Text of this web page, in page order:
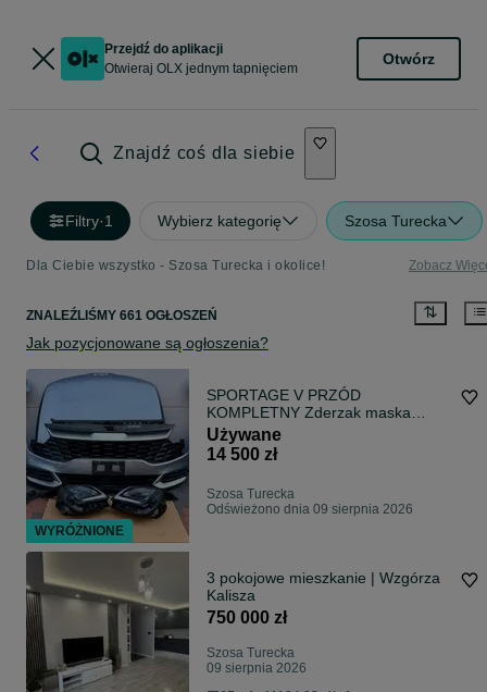
Przejdź do aplikacji
Otwieraj OLX jednym tapnięciem
Otwórz
Znajdź coś dla siebie
Filtry·1 Wybierz kategorię Szosa Turecka
Dla Ciebie wszystko - Szosa Turecka i okolice! Zobacz
ZNALEŹLIŚMY 661 OGŁOSZEŃ
Jak pozycjonowane są ogłoszenia?
SPORTAGE V PRZÓD
KOMPLETNY Zderzak maska
blotnik lampa FULLED
Używane
14 500 zł
Szosa Turecka
Odświeżono dnia 09 sierpnia 2026
3 pokojowe mieszkanie | Wzgórza
Kalisza
750 000 zł
Szosa Turecka
09 sierpnia 2026
WYRÓŻNIONE